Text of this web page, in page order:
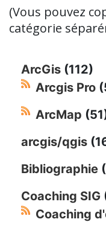
(Vous pouvez
catégorie
ArcGis (112)
Arcgis Pro
ArcMap
arcgis/qgis
Bibliographie
Coaching SIG
Coaching